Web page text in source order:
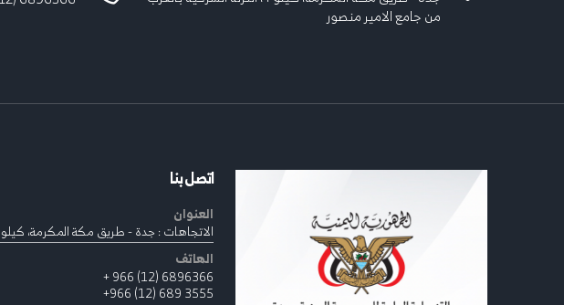
من جامع الامير منصور
اتصل بنا
العنوان
الاتجاهات : جدة - طريق مكة المكرمة، كيلو 4
الهاتف
6896366 (12) 966 +
3555 689 (12) 966+